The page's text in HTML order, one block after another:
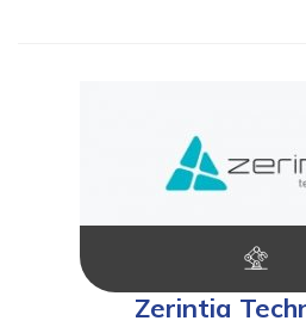
Zerintia